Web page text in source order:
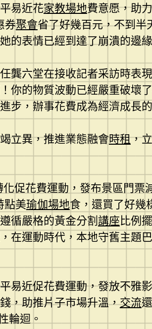
易近花家教場地費意愿，助
券聚會省了好幾百元，不到半
的表情已經到達了崩潰的邊
六堂在接收記者采訪時表
你的物質波動已經嚴重破壞
步，辦事花費成為經濟成長
立異，推進業態融會時租，
促花費運動，發布景區門
點美瑜伽場地食，還買了好幾
循嚴格的黃金分割講座比例
在運動時代，本地守舊主題
易近促花費運動，發放不雅
，助推片子市場升溫，交流
輪迴。